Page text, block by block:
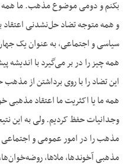
بکنم و دومی موضوع مذهب. ما همه
و همه متوجه تضاد حل‌نشدنی
سیاسی و اجتماعی، به عنوان یک
همه چیز را در بر می‌گیرد با اندیشه
این تضاد را با روی برداشتن از
همه ما یا اکثریت ما اعتقاد مذهبی
وجدانیات حفظ کردیم. ولی به این
مذهب را در امور عمومی و اجتماعی
مذهبی آخوندها، ملاها،